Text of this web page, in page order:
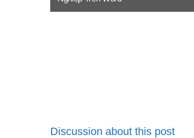
Discussion about this post